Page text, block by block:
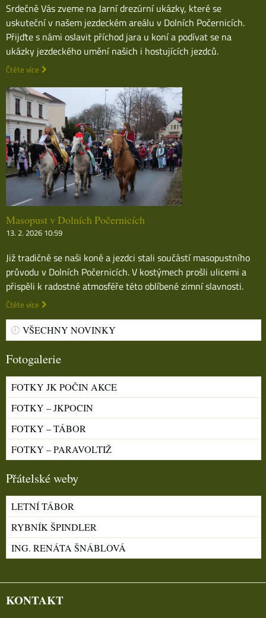
Srdečně Vás zveme na Jarní drezúrní ukázky, které se
uskuteční v našem jezdeckém areálu v Dolních Počernicích.
Přijďte s námi oslavit příchod jara u koní a podívat se na
ukázky jezdeckého umění našich i hostujících jezdců.
Čtěte více
Masopust v Dolních Počernicích
13. 2. 2026 10:59
Již tradičně se naši koně a jezdci stali součástí masopustního
průvodu v Dolních Počernicích. V kostýmech prošli ulicemi a
přispěli k radostné atmosféře této oblíbené zimní slavnosti.
Čtěte více
VŠECHNY NOVINKY
Fotogalerie
FOTKY JK POČIN AKCE
FOTKY – JKPOCIN
FOTKY – TÁBOR
FOTKY – PARAVOLTIŽ
Přátelské weby
LETNÍ TÁBOR
RYBNÍK ŠPINDLER
ING. RENÁTA ŠNÁBLOVÁ
KONTAKT